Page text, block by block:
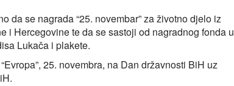
da se nagrada “25. novembar” za životno djelo iz
Hercegovine te da se sastoji od nagradnog fonda u
Lukača i plakete.
25. novembra, na Dan državnosti BiH uz